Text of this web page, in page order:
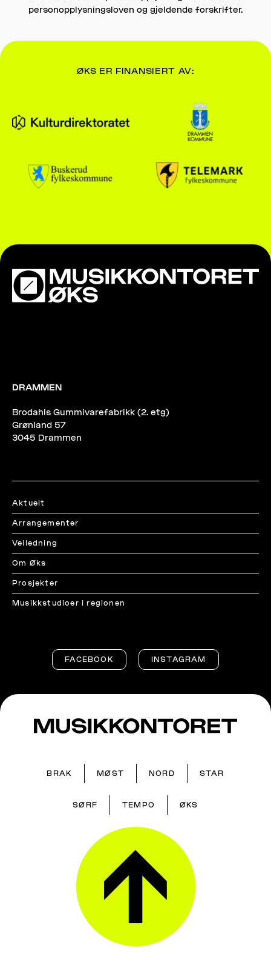
personopplysningsloven og gjeldende forskrifter.
ØKS ER FINANSIERT AV:
DRAMMEN
Brodahls Gummivarefabrikk (2. etg)
Grønland 57
3045 Drammen
Aktuelt
Arrangementer
Veiledning
Om Øks
Prosjekter
Musikkstudioer i regionen
FACEBOOK INSTAGRAM
BRAK MØST NORD STAR
SØRF TEMPO ØKS